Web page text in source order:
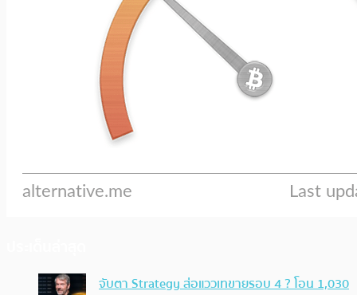
จับตา Strategy ส่อแววเทขายรอบ 4 ? โอน 1,030